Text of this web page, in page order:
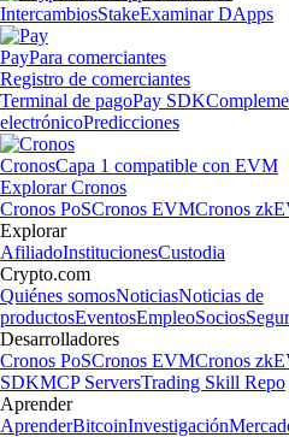
IntercambiosStakeExaminar DApps
PayPara comerciantes
Registro de comerciantes
Terminal de pagoPay SDK
electrónicoPredicciones
CronosCapa 1 compatible con EVM
Explorar Cronos
Cronos PoSCronos EVMCronos
Explorar
AfiliadoInstitucionesCustodia
Crypto.com
Quiénes somosNoticiasNoticias de
productosEventosEmpleoSocios
Desarrolladores
Cronos PoSCronos EVMCronos
SDKMCP ServersTrading Skill Repo
Aprender
AprenderBitcoinInvestigación